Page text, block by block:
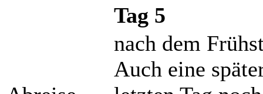
Tag 5
nach dem
Auch eine